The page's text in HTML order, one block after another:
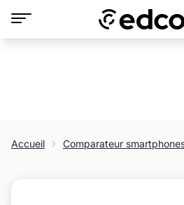
Accueil Comparateur